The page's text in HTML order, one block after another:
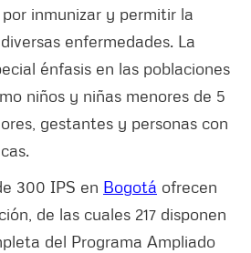
inmunizar y permitir la
enfermedades. La
énfasis en las poblaciones
niños y niñas menores de 5
gestantes y personas con
300 IPS en Bogotá ofrecen
de las cuales 217 disponen
del Programa Ampliado